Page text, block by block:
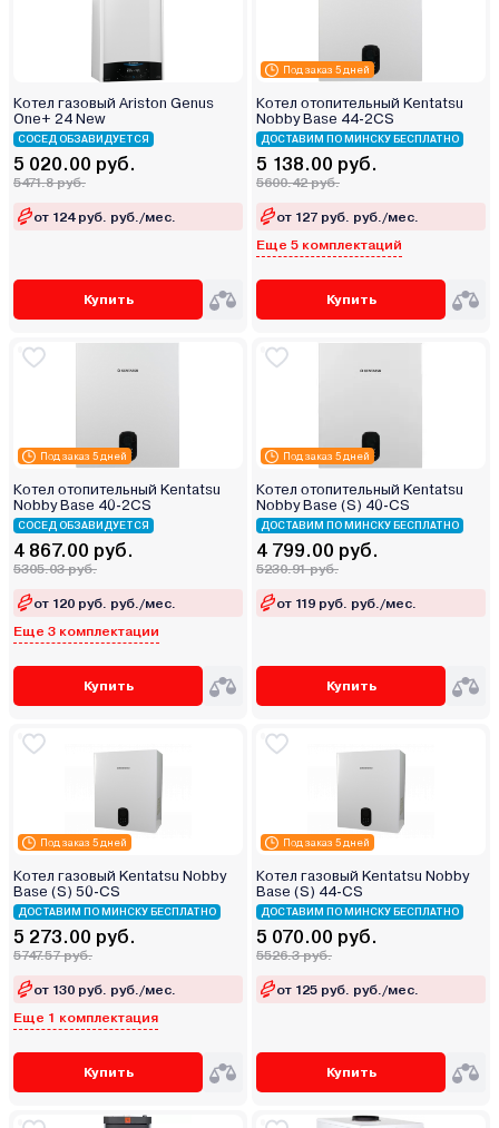
Котел газовый Ariston Genus
One+ 24 New
СОСЕД ОБЗАВИДУЕТСЯ
5 020.00 руб.
5471.8 руб.
от 124 руб. руб./мес.
Купить
Под заказ 5 дней
Котел отопительный Kentatsu
Nobby Base 44‑2CS
ДОСТАВИМ ПО МИНСКУ БЕСПЛАТНО
5 138.00 руб.
5600.42 руб.
от 127 руб. руб./мес.
Еще 5 комплектаций
Купить
Под заказ 5 дней
Котел отопительный Kentatsu
Nobby Base 40‑2CS
СОСЕД ОБЗАВИДУЕТСЯ
4 867.00 руб.
5305.03 руб.
от 120 руб. руб./мес.
Еще 3 комплектации
Купить
Под заказ 5 дней
Котел отопительный Kentatsu
Nobby Base (S) 40‑CS
ДОСТАВИМ ПО МИНСКУ БЕСПЛАТНО
4 799.00 руб.
5230.91 руб.
от 119 руб. руб./мес.
Купить
Под заказ 5 дней
Котел газовый Kentatsu Nobby
Base (S) 50‑CS
ДОСТАВИМ ПО МИНСКУ БЕСПЛАТНО
5 273.00 руб.
5747.57 руб.
от 130 руб. руб./мес.
Еще 1 комплектация
Купить
Под заказ 5 дней
Котел газовый Kentatsu Nobby
Base (S) 44‑CS
ДОСТАВИМ ПО МИНСКУ БЕСПЛАТНО
5 070.00 руб.
5526.3 руб.
от 125 руб. руб./мес.
Купить